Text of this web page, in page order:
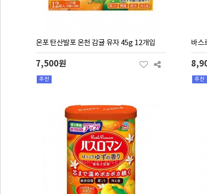
온포 탄산발포 온천 감귤 유자 45g 12개입
7,500원
추천
바스
추천